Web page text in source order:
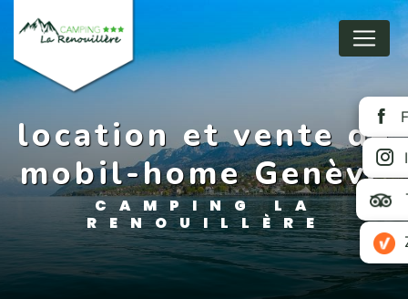
location et vente de
mobil-home Genève
CAMPING LA
RENOUILLÈRE